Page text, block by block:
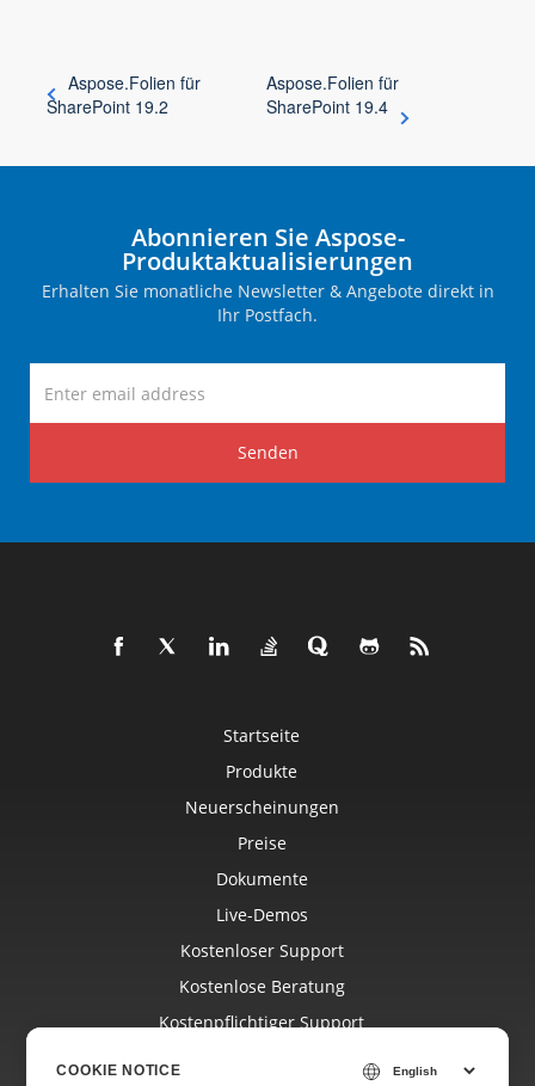
Aspose.Folien für
SharePoint 19.2
Aspose.Folien für
SharePoint 19.4
Abonnieren Sie Aspose-
Produktaktualisierungen
Erhalten Sie monatliche Newsletter & Angebote direkt in
Ihr Postfach.
Senden
Startseite
Produkte
Neuerscheinungen
Preise
Dokumente
Live-Demos
Kostenloser Support
Kostenlose Beratung
Kostenpflichtiger Support
COOKIE NOTICE